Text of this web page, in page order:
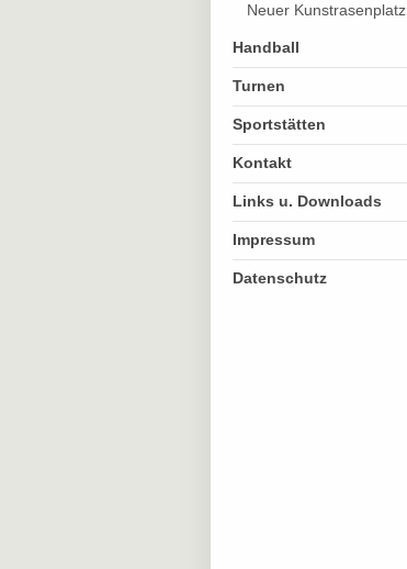
Neuer Kunstrasenplatz
Handball
Turnen
Sportstätten
Kontakt
Links u. Downloads
Impressum
Datenschutz